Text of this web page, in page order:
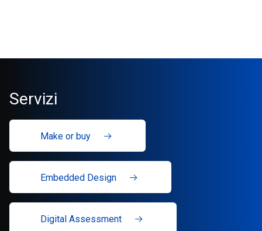
Servizi
Make or buy
Embedded Design
Digital Assessment